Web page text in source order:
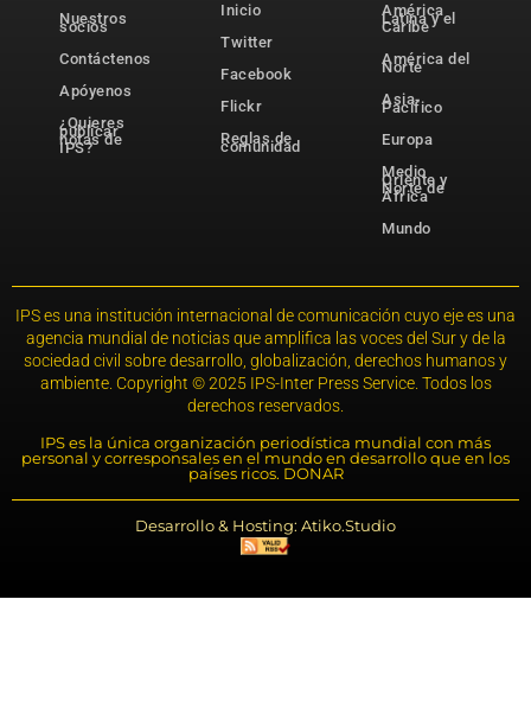
Nuestros
socios
Contáctenos
Apóyenos
¿Quieres
publicar
notas de
IPS?
Inicio
Twitter
Facebook
Flickr
Reglas de
comunidad
América
Latina y el
Caribe
América del
Norte
Asia-
Pacífico
Europa
Medio
Oriente y
Norte de
África
Mundo
IPS es una institución internacional de comunicación cuyo eje es una
agencia mundial de noticias que amplifica las voces del Sur y de la
sociedad civil sobre desarrollo, globalización, derechos humanos y
ambiente. Copyright © 2025 IPS-Inter Press Service. Todos los
derechos reservados.
IPS es la única organización periodística mundial con más
personal y corresponsales en el mundo en desarrollo que en los
países ricos. DONAR
Desarrollo & Hosting: Atiko.Studio